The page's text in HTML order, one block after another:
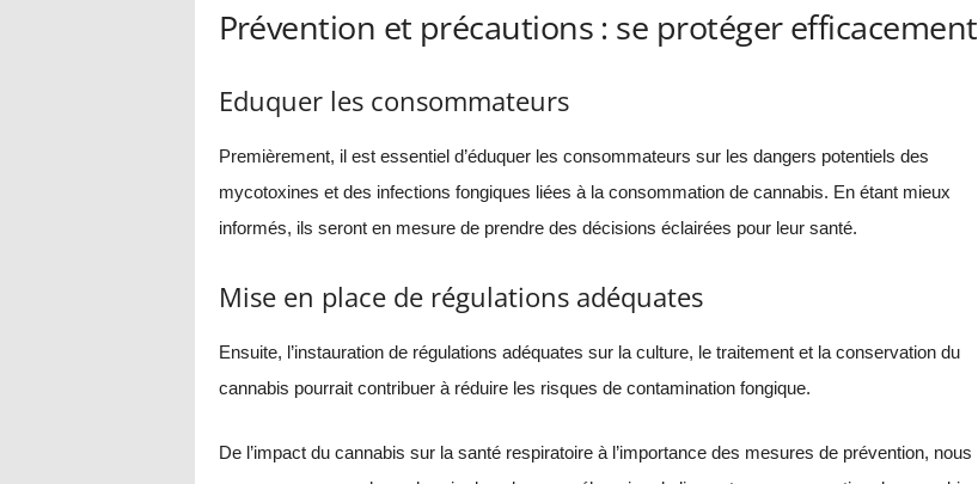
Prévention et précautions : se protéger efficacement
Eduquer les consommateurs
Premièrement, il est essentiel d’éduquer les consommateurs sur les dangers potentiels des
mycotoxines et des infections fongiques liées à la consommation de cannabis. En étant mieux
informés, ils seront en mesure de prendre des décisions éclairées pour leur santé.
Mise en place de régulations adéquates
Ensuite, l’instauration de régulations adéquates sur la culture, le traitement et la conservation du
cannabis pourrait contribuer à réduire les risques de contamination fongique.
De l’impact du cannabis sur la santé respiratoire à l’importance des mesures de prévention, nous